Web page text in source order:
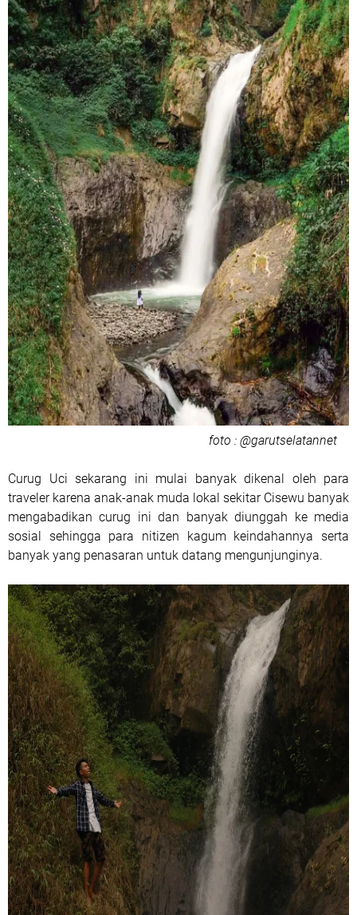
foto : @garutselatannet
Curug Uci sekarang ini mulai banyak dikenal oleh para
traveler karena anak-anak muda lokal sekitar Cisewu banyak
mengabadikan curug ini dan banyak diunggah ke media
sosial sehingga para nitizen kagum keindahannya serta
banyak yang penasaran untuk datang mengunjunginya.